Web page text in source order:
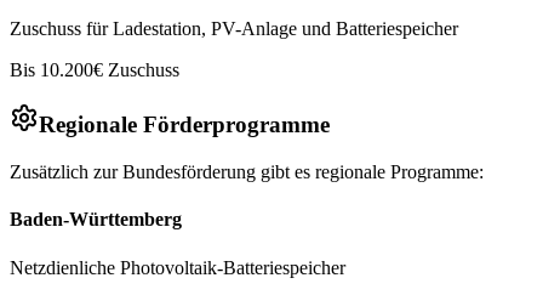
Zuschuss für Ladestation, PV-Anlage und Batteriespeicher
Bis 10.200€ Zuschuss
Regionale Förderprogramme
Zusätzlich zur Bundesförderung gibt es regionale Programme:
Baden-Württemberg
Netzdienliche Photovoltaik-Batteriespeicher